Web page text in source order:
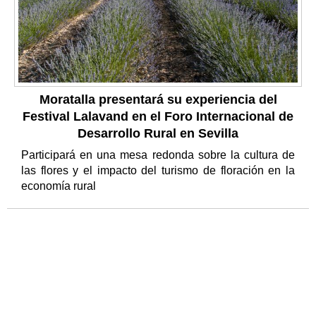
Moratalla presentará su experiencia del
Festival Lalavand en el Foro Internacional de
Desarrollo Rural en Sevilla
Participará en una mesa redonda sobre la cultura de
las flores y el impacto del turismo de floración en la
economía rural